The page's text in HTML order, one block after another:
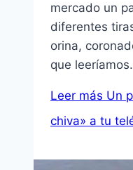
mercado un
diferentes
orina,
que
Leer más Un
chiva» a tu